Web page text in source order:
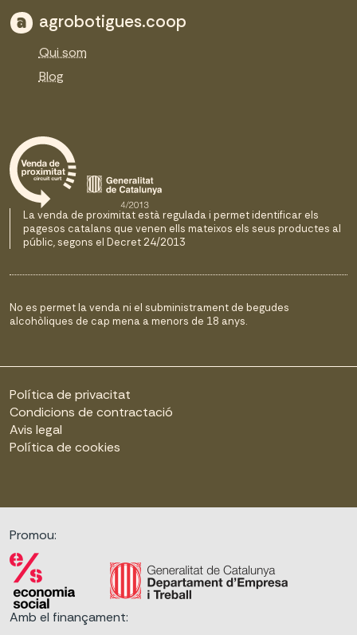
agrobotigues.coop
Qui som
Blog
La venda de proximitat està regulada i permet identificar els
pagesos catalans que venen ells mateixos els seus productes al
públic, segons el Decret 24/2013
No es permet la venda ni el subministrament de begudes
alcohòliques de cap mena a menors de 18 anys.
Política de privacitat
Condicions de contractació
Avis legal
Política de cookies
Promou:
Amb el finançament: